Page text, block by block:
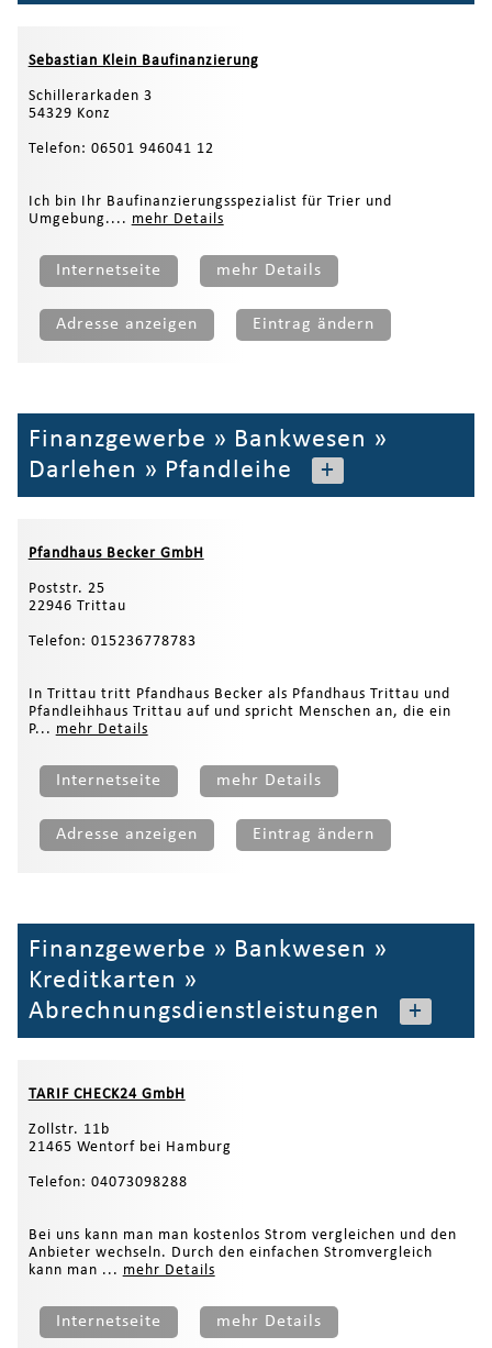
Sebastian Klein Baufinanzierung
Schillerarkaden 3
54329 Konz
Telefon: 06501 946041 12
Ich bin Ihr Baufinanzierungsspezialist für Trier und
Umgebung.... mehr Details
Internetseite mehr Details
Adresse anzeigen Eintrag ändern
Finanzgewerbe » Bankwesen »
Darlehen » Pfandleihe +
Pfandhaus Becker GmbH
Poststr. 25
22946 Trittau
Telefon: 015236778783
In Trittau tritt Pfandhaus Becker als Pfandhaus Trittau und
Pfandleihhaus Trittau auf und spricht Menschen an, die ein
P... mehr Details
Internetseite mehr Details
Adresse anzeigen Eintrag ändern
Finanzgewerbe » Bankwesen »
Kreditkarten »
Abrechnungsdienstleistungen
+
TARIF CHECK24 GmbH
Zollstr. 11b
21465 Wentorf bei Hamburg
Telefon: 04073098288
Bei uns kann man man kostenlos Strom vergleichen und den
Anbieter wechseln. Durch den einfachen Stromvergleich
kann man ... mehr Details
Internetseite mehr Details